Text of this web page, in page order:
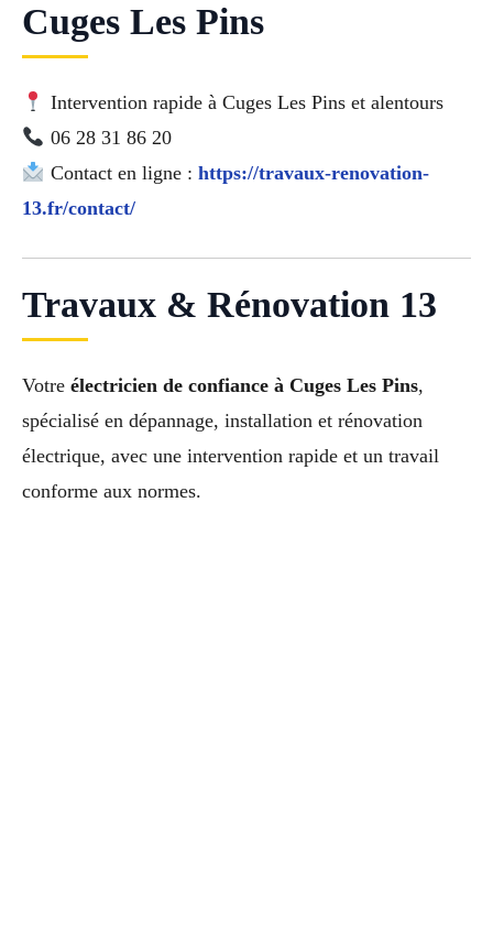
Cuges Les Pins
Intervention rapide à Cuges Les Pins et alentours
06 28 31 86 20
Contact en ligne : https://travaux-renovation-
13.fr/contact/
Travaux & Rénovation 13
Votre électricien de confiance à Cuges Les Pins,
spécialisé en dépannage, installation et rénovation
électrique, avec une intervention rapide et un travail
conforme aux normes.